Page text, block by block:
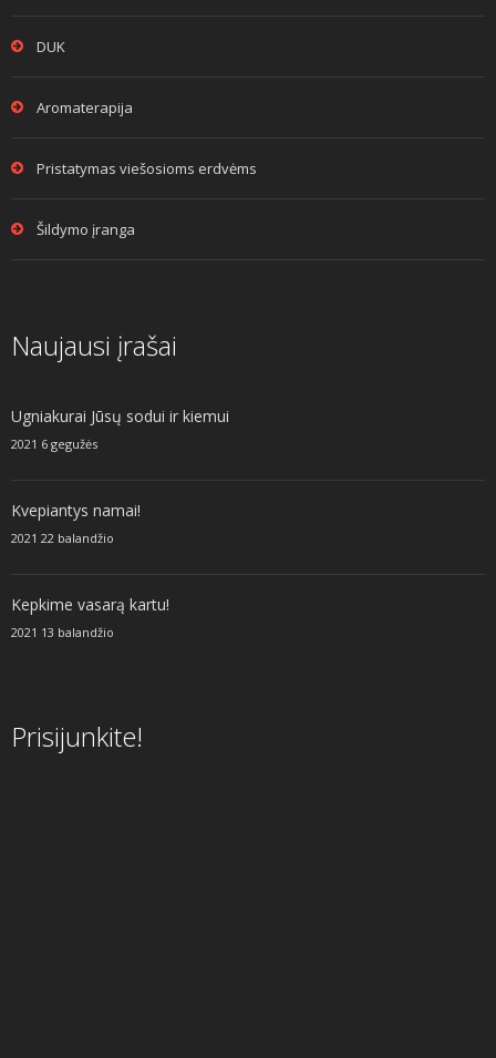
DUK
Aromaterapija
Pristatymas viešosioms erdvėms
Šildymo įranga
Naujausi įrašai
Ugniakurai Jūsų sodui ir kiemui
2021 6 gegužės
Kvepiantys namai!
2021 22 balandžio
Kepkime vasarą kartu!
2021 13 balandžio
Prisijunkite!